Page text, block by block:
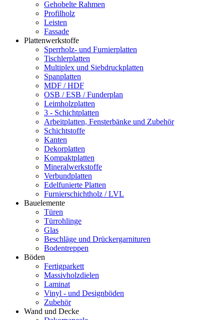
Gehobelte Rahmen
Profilholz
Leisten
Fassade
Plattenwerkstoffe
Sperrholz- und Furnierplatten
Tischlerplatten
Multiplex und Siebdruckplatten
Spanplatten
MDF / HDF
OSB / ESB / Funderplan
Leimholzplatten
3 - Schichtplatten
Arbeitplatten, Fensterbänke und Zubehör
Schichtstoffe
Kanten
Dekorplatten
Kompaktplatten
Mineralwerkstoffe
Verbundplatten
Edelfunierte Platten
Furnierschichtholz / LVL
Bauelemente
Türen
Türrohlinge
Glas
Beschläge und Drückergarnituren
Bodentreppen
Böden
Fertigparkett
Massivholzdielen
Laminat
Vinyl - und Designböden
Zubehör
Wand und Decke